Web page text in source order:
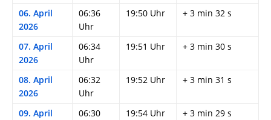
06. April
2026
06:36
Uhr
19:50 Uhr + 3 min 32 s
07. April
2026
06:34
Uhr
19:51 Uhr + 3 min 30 s
08. April
2026
06:32
Uhr
19:52 Uhr + 3 min 31 s
09. April
06:30
19:54 Uhr + 3 min 29 s